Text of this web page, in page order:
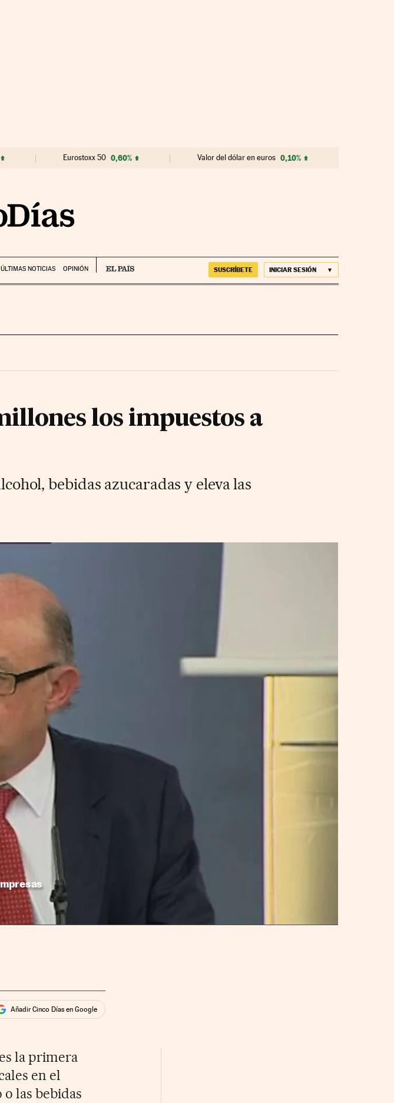
Eurostoxx 50 0,60% Valor del dólar en euros 0,10%
ÚLTIMAS NOTICIAS OPINIÓN SUSCRÍBETE INICIAR SESIÓN
los impuestos a
bebidas azucaradas y eleva las
Añadir Cinco Días en Google
la primera
en el
las bebidas